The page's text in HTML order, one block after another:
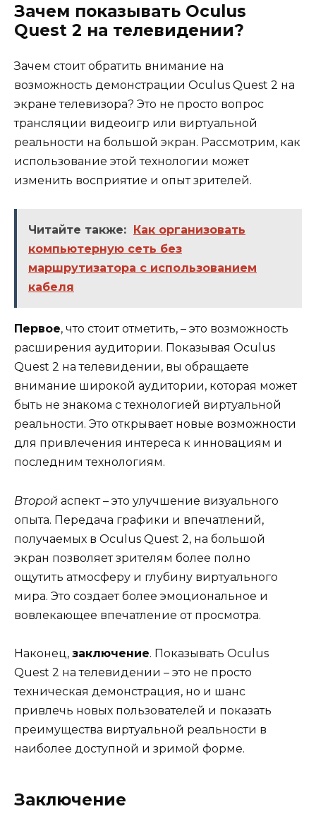
Зачем показывать Oculus
Quest 2 на телевидении?
Зачем стоит обратить внимание на
возможность демонстрации Oculus Quest 2 на
экране телевизора? Это не просто вопрос
трансляции видеоигр или виртуальной
реальности на большой экран. Рассмотрим, как
использование этой технологии может
изменить восприятие и опыт зрителей.
Читайте также:
Как организовать
компьютерную сеть без
маршрутизатора с использованием
кабеля
Первое, что стоит отметить, – это возможность
расширения аудитории. Показывая Oculus
Quest 2 на телевидении, вы обращаете
внимание широкой аудитории, которая может
быть не знакома с технологией виртуальной
реальности. Это открывает новые возможности
для привлечения интереса к инновациям и
последним технологиям.
Второй аспект – это улучшение визуального
опыта. Передача графики и впечатлений,
получаемых в Oculus Quest 2, на большой
экран позволяет зрителям более полно
ощутить атмосферу и глубину виртуального
мира. Это создает более эмоциональное и
вовлекающее впечатление от просмотра.
Наконец, заключение. Показывать Oculus
Quest 2 на телевидении – это не просто
техническая демонстрация, но и шанс
привлечь новых пользователей и показать
преимущества виртуальной реальности в
наиболее доступной и зримой форме.
Заключение